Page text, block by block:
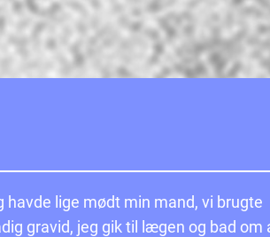
havde lige mødt min mand, vi brugte
gravid, jeg gik til lægen og bad om